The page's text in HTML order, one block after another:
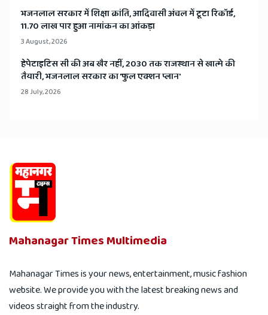
भजनलाल सरकार में शिक्षा क्रांति, आदिवासी अंचल में टूटा रिकॉर्ड,
11.70 लाख पार हुआ नामांकन का आंकड़ा
3 August, 2026
हेपेटाइटिस सी की अब खैर नहीं, 2030 तक राजस्थान से खात्मे की
तैयारी, भजनलाल सरकार का 'फुल एक्शन प्लान'
28 July, 2026
Mahanagar Times Multimedia
Mahanagar Times is your news, entertainment, music fashion
website. We provide you with the latest breaking news and
videos straight from the industry.